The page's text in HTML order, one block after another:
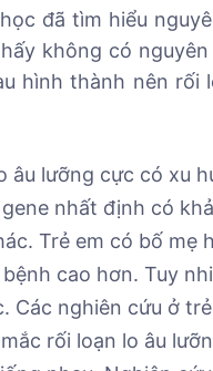
đã tìm hiểu
không có
hình thành nên
âu lưỡng cực có xu
nhất định có
Trẻ em có bố mẹ
cao hơn. Tuy
Các nghiên cứu ở
rối loạn lo âu